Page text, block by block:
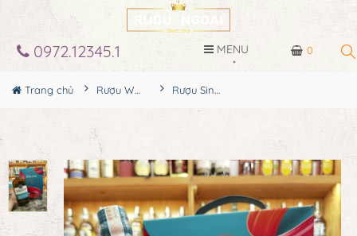
0
0972.12345.1 MENU
Trang chủ Rượu Whisky Rượu Singleton 12YO Hộp Quà 2026